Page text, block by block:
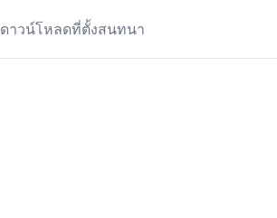
ดาวน์โหลดที่ตั้งสนทนา